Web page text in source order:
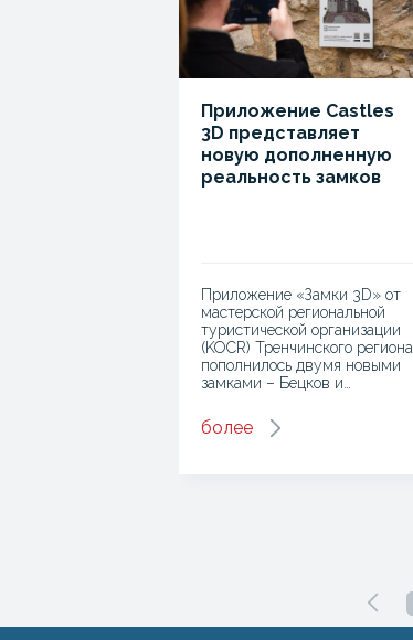
Приложение Castles
3D представляет
новую дополненную
реальность замков
Приложение «Замки 3D» от
мастерской региональной
туристической организации
(KOCR) Тренчинского региона
пополнилось двумя новыми
замками – Бецков и…
более